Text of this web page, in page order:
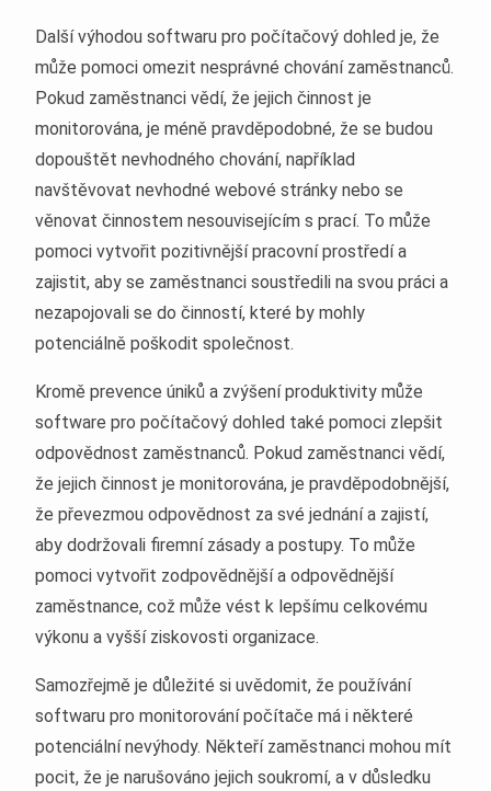
Další výhodou softwaru pro počítačový dohled je, že
může pomoci omezit nesprávné chování zaměstnanců.
Pokud zaměstnanci vědí, že jejich činnost je
monitorována, je méně pravděpodobné, že se budou
dopouštět nevhodného chování, například
navštěvovat nevhodné webové stránky nebo se
věnovat činnostem nesouvisejícím s prací. To může
pomoci vytvořit pozitivnější pracovní prostředí a
zajistit, aby se zaměstnanci soustředili na svou práci a
nezapojovali se do činností, které by mohly
potenciálně poškodit společnost.
Kromě prevence úniků a zvýšení produktivity může
software pro počítačový dohled také pomoci zlepšit
odpovědnost zaměstnanců. Pokud zaměstnanci vědí,
že jejich činnost je monitorována, je pravděpodobnější,
že převezmou odpovědnost za své jednání a zajistí,
aby dodržovali firemní zásady a postupy. To může
pomoci vytvořit zodpovědnější a odpovědnější
zaměstnance, což může vést k lepšímu celkovému
výkonu a vyšší ziskovosti organizace.
Samozřejmě je důležité si uvědomit, že používání
softwaru pro monitorování počítače má i některé
potenciální nevýhody. Někteří zaměstnanci mohou mít
pocit, že je narušováno jejich soukromí, a v důsledku